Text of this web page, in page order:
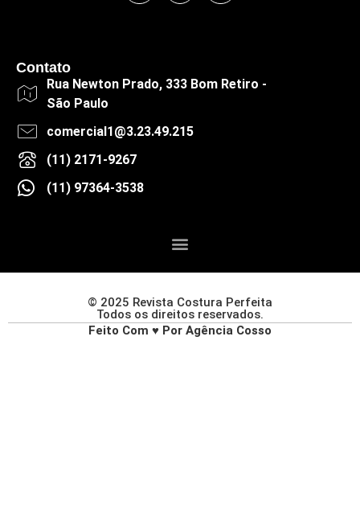
Contato
Rua Newton Prado, 333 Bom Retiro -
São Paulo
comercial1@3.23.49.215
(11) 2171-9267
(11) 97364-3538
© 2025 Revista Costura Perfeita
Todos os direitos reservados.
Feito Com ♥ Por Agência Cosso